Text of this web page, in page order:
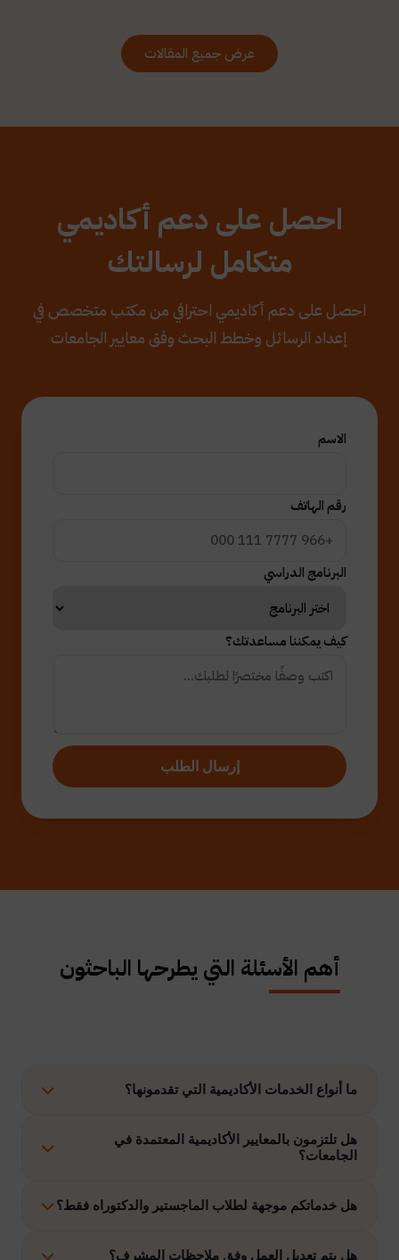
عرض جميع المقالات
احصل على دعم أكاديمي
متكامل لرسالتك
احصل على دعم أكاديمي احترافي من مكتب متخصص في
إعداد الرسائل وخطط البحث وفق معايير الجامعات
الاسم
رقم الهاتف
البرنامج الدراسي
كيف يمكننا مساعدتك؟
إرسال الطلب
أهم الأسئلة التي يطرحها الباحثون
ما أنواع الخدمات الأكاديمية التي تقدمونها؟
نوفر حلولًا متكاملة تشمل إعداد الرسائل العلمية، الاستشارات
الأكاديمية، التحليل الإحصائي، إعداد خطة البحث، نشر الأبحاث،
هل تلتزمون بالمعايير الأكاديمية المعتمدة في
الجامعات؟
نعم، نلتزم بتنفيذ جميع الأعمال وفق ضوابط الدراسات العليا
هل خدماتكم موجهة لطلاب الماجستير والدكتوراه فقط؟
هل يتم تعديل العمل وفق ملاحظات المشرف؟